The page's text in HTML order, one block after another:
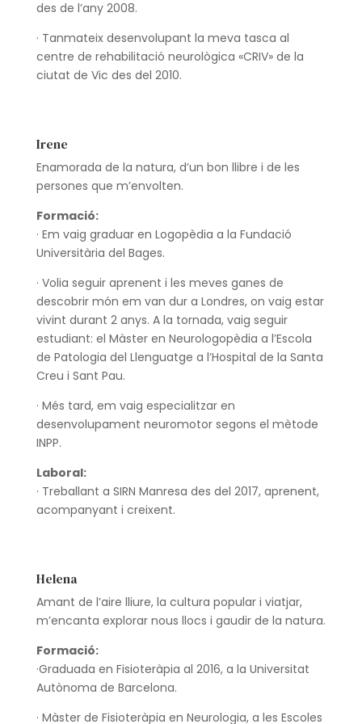
des de l’any 2008.
· Tanmateix desenvolupant la meva tasca al
centre de rehabilitació neurològica «CRIV» de la
ciutat de Vic des del 2010.
Irene
Enamorada de la natura, d’un bon llibre i de les
persones que m’envolten.
Formació:
· Em vaig graduar en Logopèdia a la Fundació
Universitària del Bages.
· Volia seguir aprenent i les meves ganes de
descobrir món em van dur a Londres, on vaig estar
vivint durant 2 anys. A la tornada, vaig seguir
estudiant: el Màster en Neurologopèdia a l’Escola
de Patologia del Llenguatge a l’Hospital de la Santa
Creu i Sant Pau.
· Més tard, em vaig especialitzar en
desenvolupament neuromotor segons el mètode
INPP.
Laboral:
· Treballant a SIRN Manresa des del 2017, aprenent,
acompanyant i creixent.
Helena
Amant de l’aire lliure, la cultura popular i viatjar,
m’encanta explorar nous llocs i gaudir de la natura.
Formació:
·Graduada en Fisioteràpia al 2016, a la Universitat
Autònoma de Barcelona.
· Màster de Fisioteràpia en Neurologia, a les Escoles